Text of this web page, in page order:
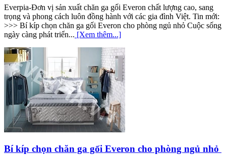
Everpia-Đơn vị sản xuất chăn ga gối Everon chất lượng cao, sang
trọng và phong cách luôn đồng hành với các gia đình Việt. Tin mới:
>>> Bí kíp chọn chăn ga gối Everon cho phòng ngủ nhỏ Cuộc sống
ngày càng phát triển... [Xem thêm...]
Bí kíp chọn chăn ga gối Everon cho phòng ngủ nhỏ